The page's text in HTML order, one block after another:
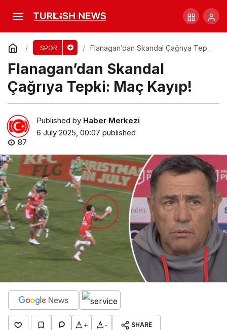
SPOR
Flanagan’dan Skandal Çağrıya Tepki:
Flanagan’dan Skandal
Çağrıya Tepki: Maç Kayıp!
Published by Haber Merkezi
6 July 2025, 00:07 published
87
+ - SHARE
All Blacks, Fransa’yı Zorla Geçti: 31-27
Comment